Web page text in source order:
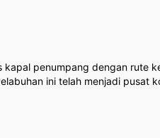
penumpang dengan rute
ini telah menjadi pusat